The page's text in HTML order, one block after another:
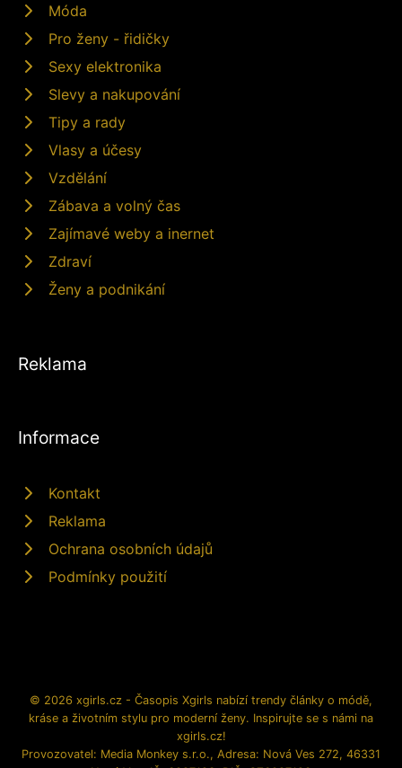
Móda
Pro ženy - řidičky
Sexy elektronika
Slevy a nakupování
Tipy a rady
Vlasy a účesy
Vzdělání
Zábava a volný čas
Zajímavé weby a inernet
Zdraví
Ženy a podnikání
Reklama
Informace
Kontakt
Reklama
Ochrana osobních údajů
Podmínky použití
© 2026 xgirls.cz - Časopis Xgirls nabízí trendy články o módě,
kráse a životním stylu pro moderní ženy. Inspirujte se s námi na
xgirls.cz!
Provozovatel: Media Monkey s.r.o., Adresa: Nová Ves 272, 46331